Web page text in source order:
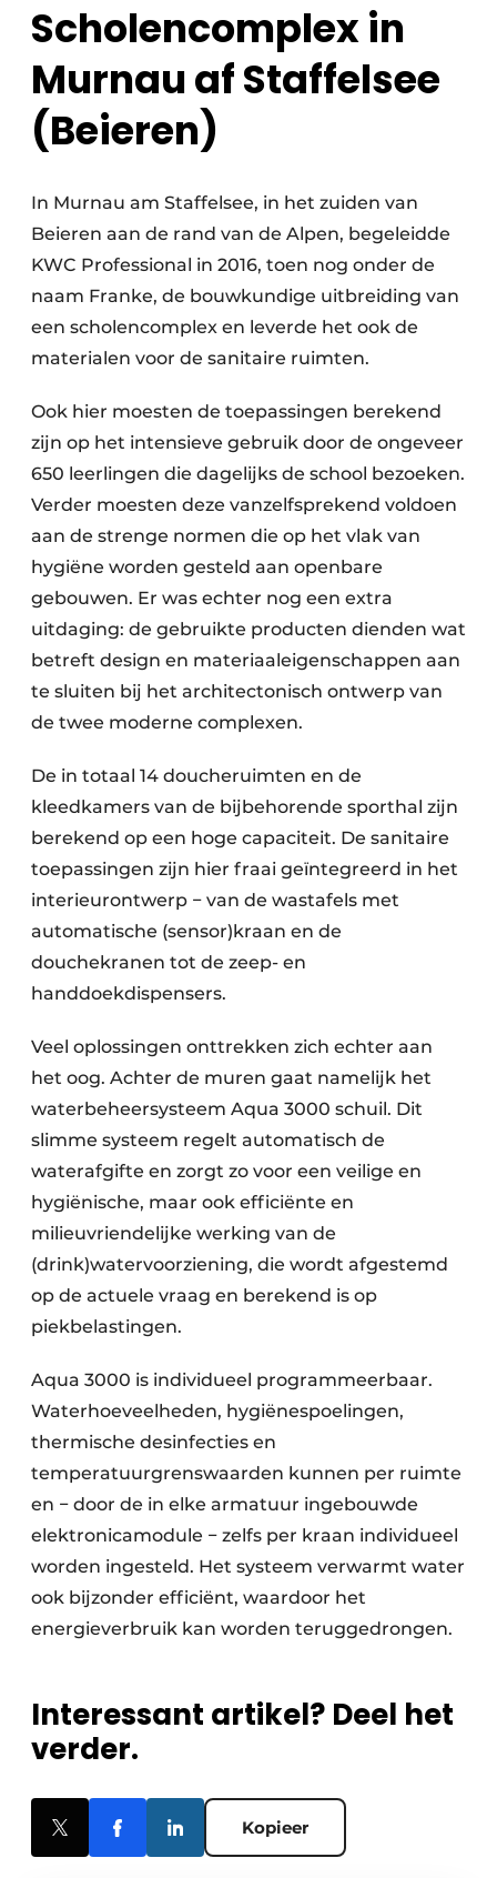
Scholencomplex in
Murnau af Staffelsee
(Beieren)
In Murnau am Staffelsee, in het zuiden van
Beieren aan de rand van de Alpen, begeleidde
KWC Professional in 2016, toen nog onder de
naam Franke, de bouwkundige uitbreiding van
een scholencomplex en leverde het ook de
materialen voor de sanitaire ruimten.
Ook hier moesten de toepassingen berekend
zijn op het intensieve gebruik door de ongeveer
650 leerlingen die dagelijks de school bezoeken.
Verder moesten deze vanzelfsprekend voldoen
aan de strenge normen die op het vlak van
hygiëne worden gesteld aan openbare
gebouwen. Er was echter nog een extra
uitdaging: de gebruikte producten dienden wat
betreft design en materiaaleigenschappen aan
te sluiten bij het architectonisch ontwerp van
de twee moderne complexen.
De in totaal 14 doucheruimten en de
kleedkamers van de bijbehorende sporthal zijn
berekend op een hoge capaciteit. De sanitaire
toepassingen zijn hier fraai geïntegreerd in het
interieurontwerp − van de wastafels met
automatische (sensor)kraan en de
douchekranen tot de zeep- en
handdoekdispensers.
Veel oplossingen onttrekken zich echter aan
het oog. Achter de muren gaat namelijk het
waterbeheersysteem Aqua 3000 schuil. Dit
slimme systeem regelt automatisch de
waterafgifte en zorgt zo voor een veilige en
hygiënische, maar ook efficiënte en
milieuvriendelijke werking van de
(drink)watervoorziening, die wordt afgestemd
op de actuele vraag en berekend is op
piekbelastingen.
Aqua 3000 is individueel programmeerbaar.
Waterhoeveelheden, hygiënespoelingen,
thermische desinfecties en
temperatuurgrenswaarden kunnen per ruimte
en − door de in elke armatuur ingebouwde
elektronicamodule − zelfs per kraan individueel
worden ingesteld. Het systeem verwarmt water
ook bijzonder efficiënt, waardoor het
energieverbruik kan worden teruggedrongen.
Interessant artikel? Deel het
verder.
Kopieer